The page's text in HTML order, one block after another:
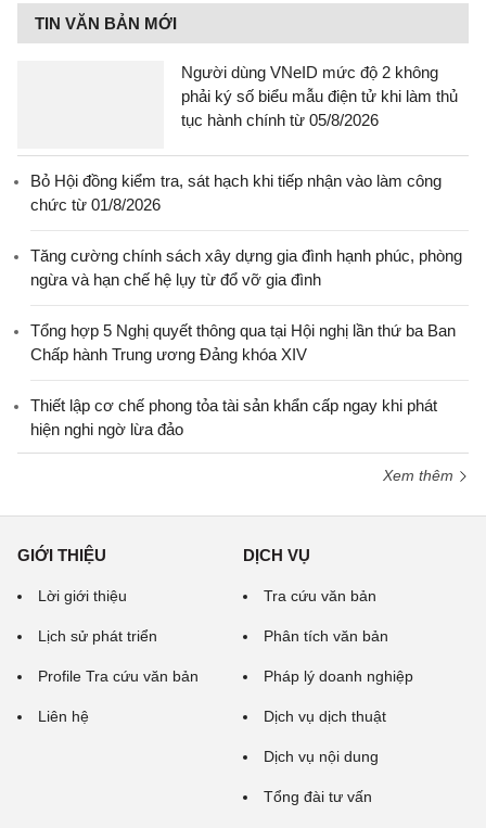
TIN VĂN BẢN MỚI
Người dùng VNeID mức độ 2 không
phải ký số biểu mẫu điện tử khi làm thủ
tục hành chính từ 05/8/2026
Bỏ Hội đồng kiểm tra, sát hạch khi tiếp nhận vào làm công
chức từ 01/8/2026
Tăng cường chính sách xây dựng gia đình hạnh phúc, phòng
ngừa và hạn chế hệ lụy từ đổ vỡ gia đình
Tổng hợp 5 Nghị quyết thông qua tại Hội nghị lần thứ ba Ban
Chấp hành Trung ương Đảng khóa XIV
Thiết lập cơ chế phong tỏa tài sản khẩn cấp ngay khi phát
hiện nghi ngờ lừa đảo
Xem thêm
GIỚI THIỆU
Lời giới thiệu
Lịch sử phát triển
Profile Tra cứu văn bản
Liên hệ
DỊCH VỤ
Tra cứu văn bản
Phân tích văn bản
Pháp lý doanh nghiệp
Dịch vụ dịch thuật
Dịch vụ nội dung
Tổng đài tư vấn